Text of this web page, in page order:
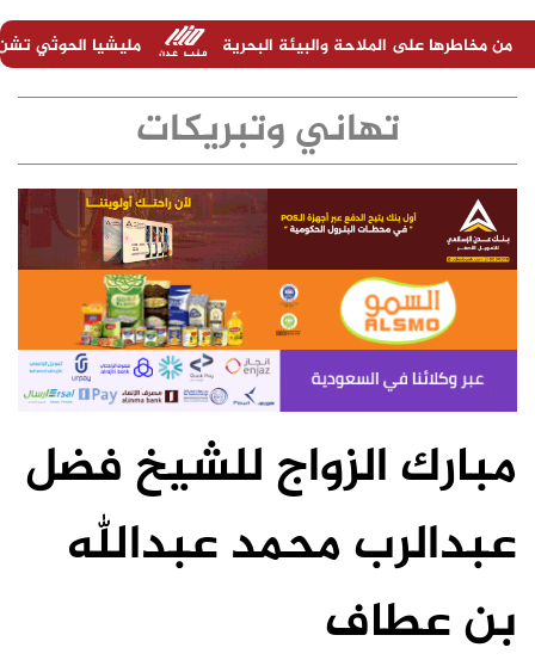
والبيئة البحرية مليشيا الحوثي تشن قصفًا عشوائيًا
تهاني وتبريكات
مبارك الزواج للشيخ فضل
عبدالرب محمد عبدالله
بن عطاف